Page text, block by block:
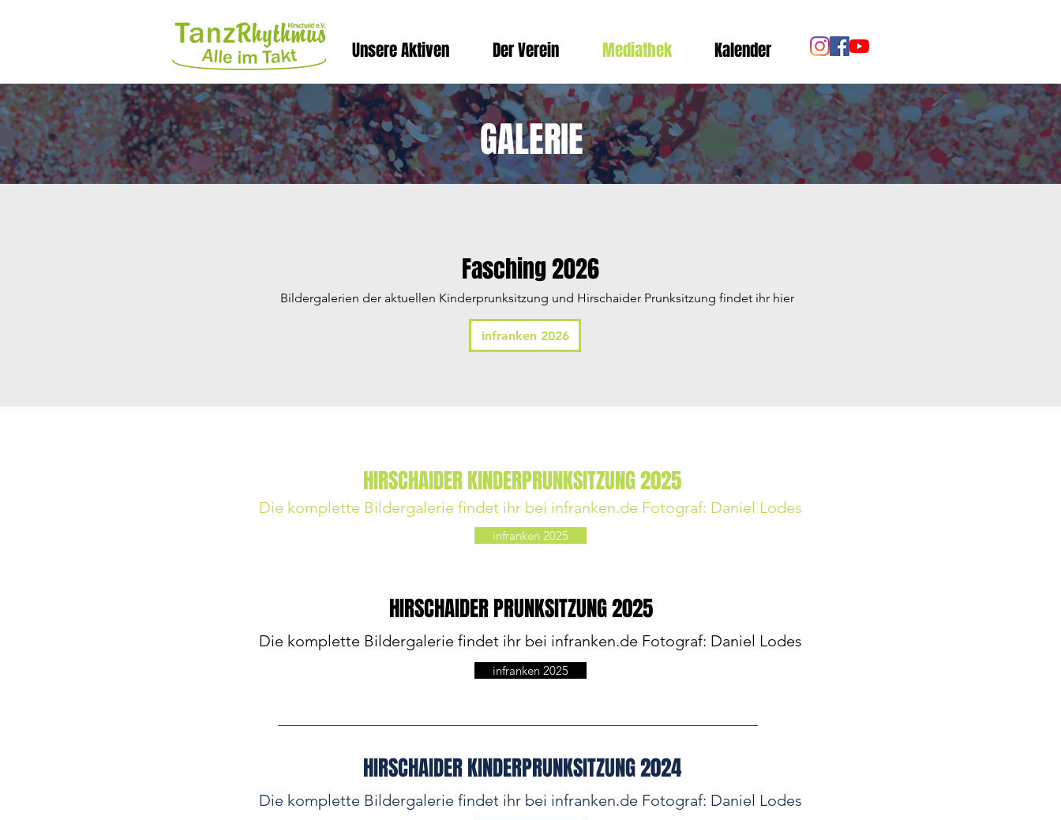
Unsere Aktiven Der Verein Mediathek Kalender
GALERIE
Fasching 2026
Bildergalerien der aktuellen Kinderprunksitzung und Hirschaider Prunksitzung findet ihr hier
infranken 2026
HIRSCHAIDER KINDERPRUNKSITZUNG 2025
Die komplette Bildergalerie findet ihr bei infranken.de Fotograf: Daniel Lodes
infranken 2025
HIRSCHAIDER PRUNKSITZUNG 2025
Die komplette Bildergalerie findet ihr bei infranken.de Fotograf: Daniel Lodes
infranken 2025
HIRSCHAIDER KINDERPRUNKSITZUNG 2024
Die komplette Bildergalerie findet ihr bei infranken.de Fotograf: Daniel Lodes